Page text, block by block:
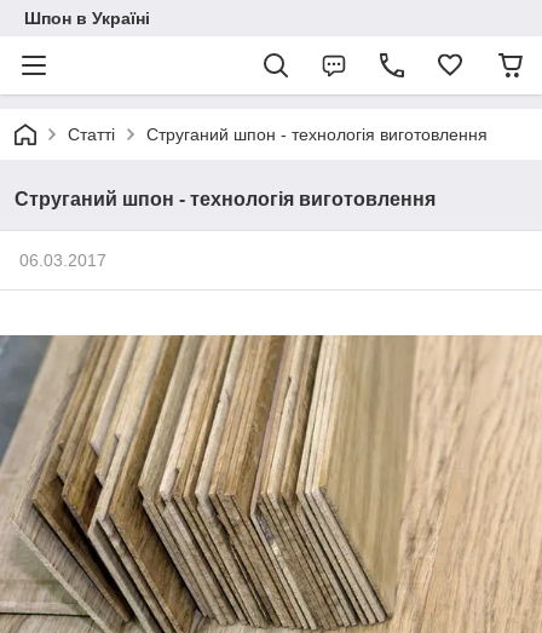
Шпон в Україні
Статті Струганий шпон - технологія виготовлення
Струганий шпон - технологія виготовлення
06.03.2017